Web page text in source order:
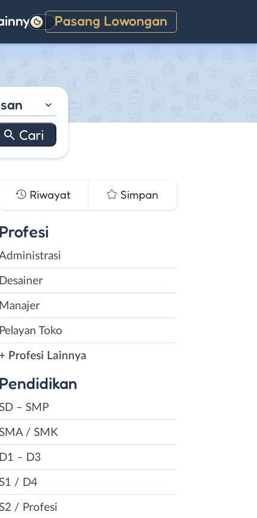
Pasang Lowongan
Gelap
Riwayat Simpan
Profesi
Desainer
Manajer
Pelayan Toko
+ Profesi Lainnya
Pendidikan
– SMP
/ SMK
D1 – D3
/ D4
/ Profesi